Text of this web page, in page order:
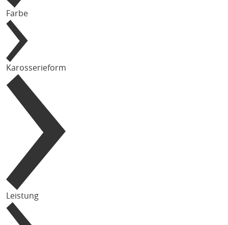
Farbe
Karosserieform
Leistung